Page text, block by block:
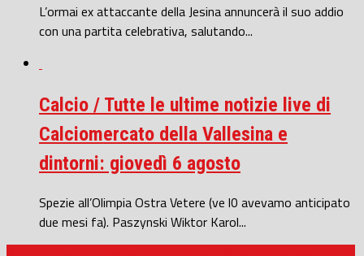
L’ormai ex attaccante della Jesina annuncerà il suo addio
con una partita celebrativa, salutando...
Calcio / Tutte le ultime notizie live di
Calciomercato della Vallesina e
dintorni: giovedì 6 agosto
Spezie all’Olimpia Ostra Vetere (ve l0 avevamo anticipato
due mesi fa). Paszynski Wiktor Karol...